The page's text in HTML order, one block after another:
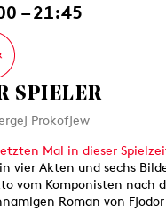
– 21:45
SPIELER
Prokofjew
Mal in dieser
vier Akten und sechs
vom Komponisten nach
Roman von